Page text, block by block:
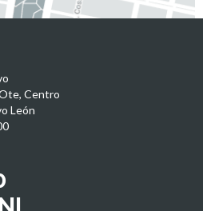
Centro
León